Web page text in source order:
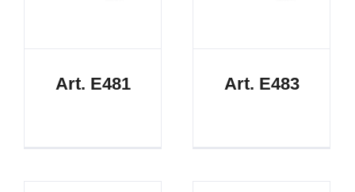
Art. E481 Art. E483